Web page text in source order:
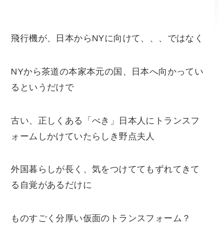
飛行機が、日本からNYに向けて、、、ではなく
NYから茶道の本家本元の国、日本へ向かってい
るというだけで
古い、正しくある「べき」日本人にトランスフ
ォームしかけていたらしき野点夫人
外国暮らしが長く、気をつけててもずれてきて
る自覚があるだけに
ものすごく分厚い仮面のトランスフォーム？